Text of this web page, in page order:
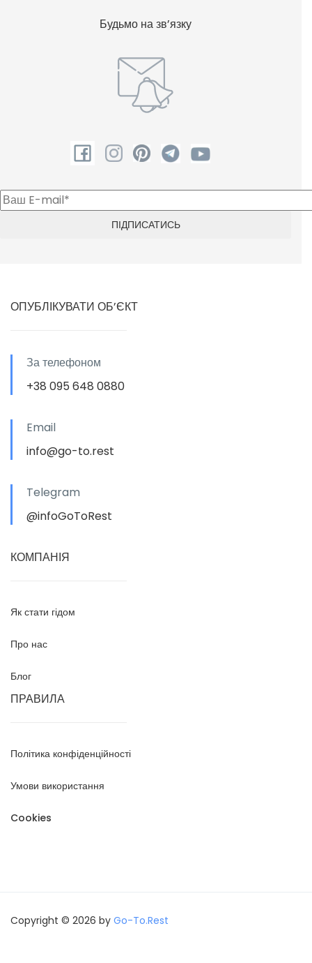
Будьмо на зв’язку
ОПУБЛІКУВАТИ ОБ’ЄКТ
За телефоном
+38 095 648 0880
Email
info@go-to.rest
Telegram
@infoGoToRest
КОМПАНІЯ
Як стати гідом
Про нас
Блог
ПРАВИЛА
Політика конфіденційності
Умови використання
Cookies
Copyright © 2026 by Go-To.Rest